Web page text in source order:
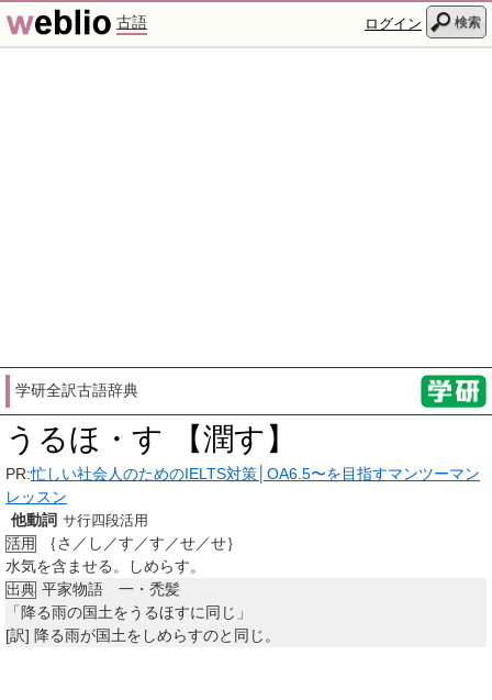
古語 ログイン 検索
学研全訳古語辞典
うるほ・す 【潤す】
PR:忙しい社会人のためのIELTS対策│OA6.5〜を目指すマンツーマン
レッスン
他動詞 サ行四段活用
活用
｛さ／し／す／す／せ／せ｝
水気を含ませる。しめらす。
出典 平家物語 一・禿髪
「降る雨の国土をうるほすに同じ」
[訳] 降る雨が国土をしめらすのと同じ。